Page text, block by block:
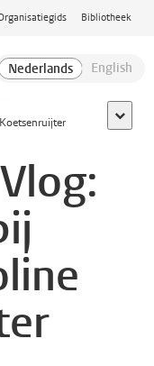
Bibliotheek
toon